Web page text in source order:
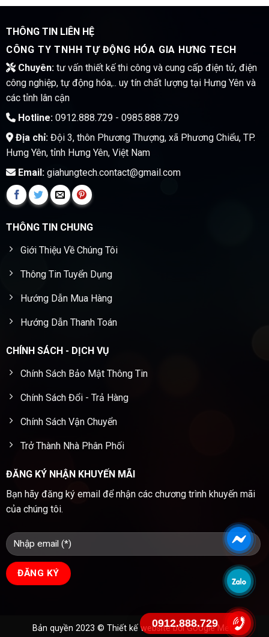
THÔNG TIN LIÊN HỆ
CÔNG TY TNHH TỰ ĐỘNG HÓA GIA HƯNG TECH
Chuyên:tư vấn thiết kế thi công và cung cấp điện tử, điện
công nghiệp, tự động hóa,.. uy tín chất lượng tại Hưng Yên và
các tỉnh lân cận
Hotline:0912.888.729 - 0985.888.729
Địa chỉ:Đội 3, thôn Phương Thượng, xã Phương Chiểu, TP.
Hưng Yên, tỉnh Hưng Yên, Việt Nam
Email:giahungtech.contact@gmail.com
THÔNG TIN CHUNG
Giới Thiệu Về Chúng Tôi
Thông Tin Tuyển Dụng
Hướng Dẫn Mua Hàng
Hướng Dẫn Thanh Toán
CHÍNH SÁCH - DỊCH VỤ
Chính Sách Bảo Mật Thông Tin
Chính Sách Đổi - Trả Hàng
Chính Sách Vận Chuyển
Trở Thành Nhà Phân Phối
ĐĂNG KÝ NHẬN KHUYẾN MÃI
Bạn hãy đăng ký email để nhận các chương trình khuyến mãi
của chúng tôi.
Bản quyền 2023 © Thiết kế websitebởi Google Meta
0912.888.729